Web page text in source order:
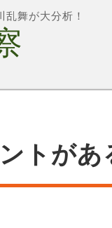
舞が大分析！
トが